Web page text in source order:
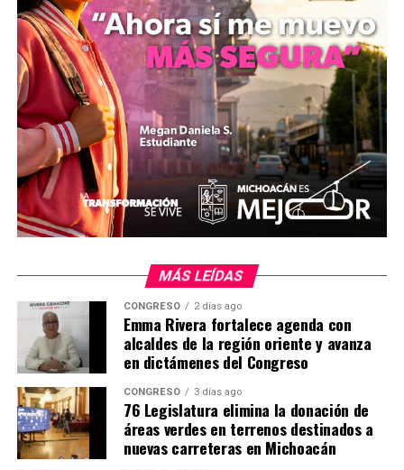
MiZitácuaro.
Comparte con:
Me gusta esto:
MÁS LEÍDAS
CONGRESO 2 días ago
Emma Rivera fortalece agenda con
alcaldes de la región oriente y avanza
en dictámenes del Congreso
CONGRESO 3 días ago
76 Legislatura elimina la donación de
áreas verdes en terrenos destinados a
nuevas carreteras en Michoacán